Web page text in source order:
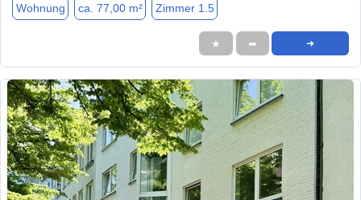
Wohnung ca. 77,00 m² Zimmer 1.5
★ ➦ ➜